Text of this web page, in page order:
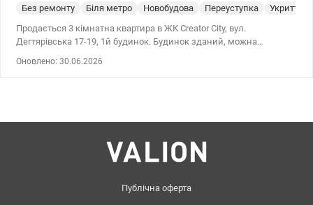
Без ремонту Біля метро Новобудова Переуступка
Укриття
Продається 3 кімнатна квартира в ЖК Creator City, вул.
Дегтярівська 17-19, 1й будинок. Будинок зданий, можна
квартири - після будівельників. Загальна площа квартири - 93 м²,
міжповерхова шумоізоляція; - панорамні алюміневі вікна; -
лічильники на воду, тепло та електрику; - в будинку шість ліфтів
2 вантажні, 4 пасажирські, консьєрж-сервіс; - система безпеки
підземний паркінг; - високі триметрові стелі; - вентильований
Оновлено: 30.06.2026
Публічна оферта